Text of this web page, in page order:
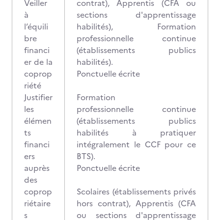
Veiller
à
l’équili
bre
financi
er de la
coprop
riété
Justifier
les
élémen
ts
financi
ers
auprès
des
coprop
riétaire
s
contrat), Apprentis (CFA ou
sections d'apprentissage
habilités), Formation
professionnelle continue
(établissements publics
habilités).
Ponctuelle écrite
Formation
professionnelle continue
(établissements publics
habilités à pratiquer
intégralement le CCF pour ce
BTS).
Ponctuelle écrite
Scolaires (établissements privés
hors contrat), Apprentis (CFA
ou sections d'apprentissage